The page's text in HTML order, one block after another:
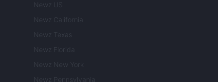
Newz US
Newz California
Newz Texas
Newz Florida
Newz New York
Newz Pennsylvania